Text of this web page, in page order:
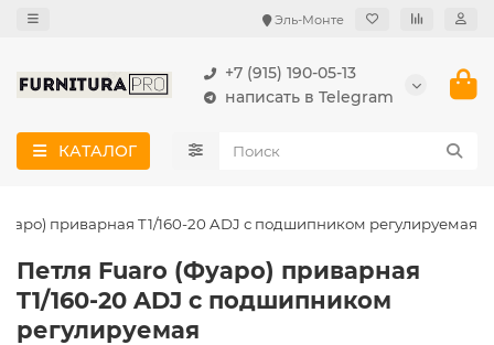
Эль-Монте
+7 (915) 190-05-13
написать в Telegram
КАТАЛОГ
приварная T1/160-20 ADJ с подшипником регулируемая
Петля Fuaro (Фуаро) приварная
T1/160-20 ADJ с подшипником
регулируемая